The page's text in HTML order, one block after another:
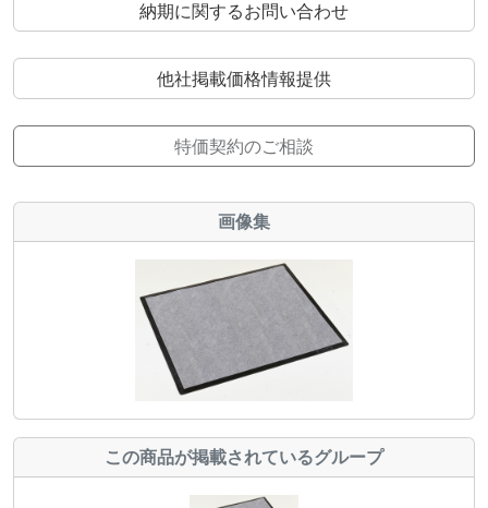
納期に関するお問い合わせ
他社掲載価格情報提供
特価契約のご相談
画像集
この商品が掲載されているグループ